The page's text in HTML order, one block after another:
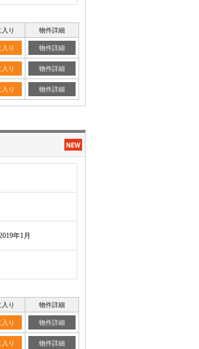
入り 物件詳細
入り 物件詳細
入り 物件詳細
入り 物件詳細
年1月
入り 物件詳細
入り 物件詳細
入り 物件詳細